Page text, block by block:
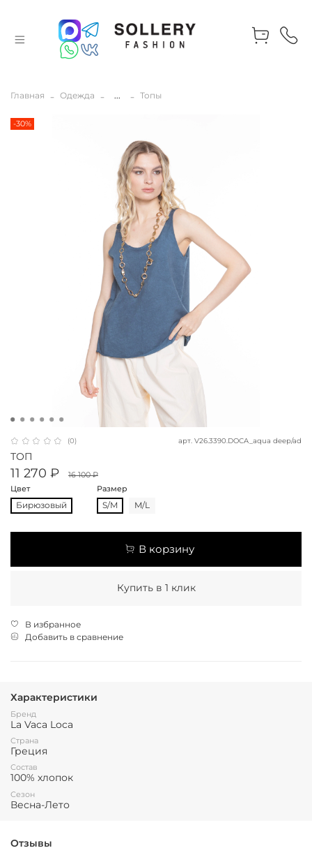
Главная Одежда ... Топы
-30%
(0) арт. V26.3390.DOCA_aqua deep/ad
ТОП
11 270 ₽
16 100 ₽
Цвет
Бирюзовый
Размер
S/M M/L
В корзину
Купить в 1 клик
В избранное
Добавить в сравнение
Характеристики
Бренд
La Vaca Loca
Страна
Греция
Состав
100% хлопок
Сезон
Весна-Лето
Отзывы